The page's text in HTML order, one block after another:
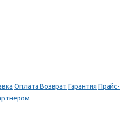
Оплата Возврат Гарантия Прайс-